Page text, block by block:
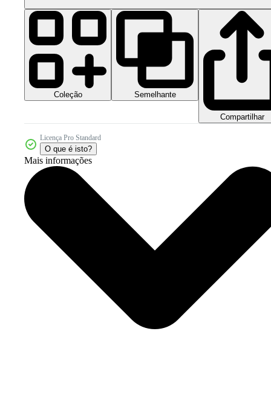
Coleção Semelhante
Compartilhar
Licença Pro Standard
O que é isto?
Mais informações